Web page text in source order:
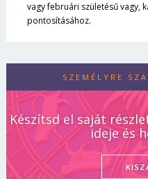
vagy februári születésű vagy,
pontosításához.
SZEMÉLYRE
Készítsd el saját
ideje és